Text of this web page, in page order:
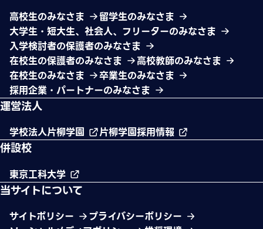
高校生のみなさま
留学生のみなさま
大学生・短大生、社会人、フリーターのみなさま
入学検討者の保護者のみなさま
在校生の保護者のみなさま
高校教師のみなさま
在校生のみなさま
卒業生のみなさま
採用企業・パートナーのみなさま
運営法人
学校法人片柳学園 片柳学園採用情報
併設校
東京工科大学
当サイトについて
サイトポリシー
プライバシーポリシー